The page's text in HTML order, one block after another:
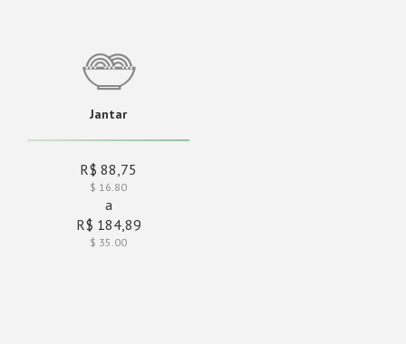
Jantar
R$ 88,75
$ 16.80
a
R$ 184,89
$ 35.00